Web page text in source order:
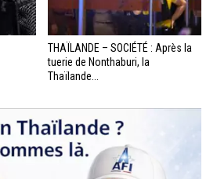
THAÏLANDE – SOCIÉTÉ : Après la
tuerie de Nonthaburi, la
Thaïlande...